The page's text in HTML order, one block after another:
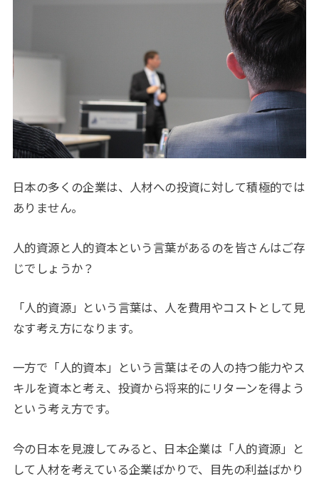
日本の多くの企業は、人材への投資に対して積極的では
ありません。
人的資源と人的資本という言葉があるのを皆さんはご存
じでしょうか？
「人的資源」という言葉は、人を費用やコストとして見
なす考え方になります。
一方で「人的資本」という言葉はその人の持つ能力やス
キルを資本と考え、投資から将来的にリターンを得よう
という考え方です。
今の日本を見渡してみると、日本企業は「人的資源」と
して人材を考えている企業ばかりで、目先の利益ばかり